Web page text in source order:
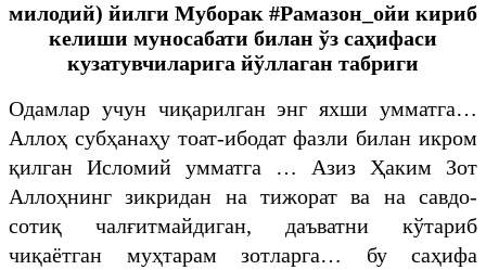
милодий) йилги Муборак #Рамазон_ойи кириб
келиши муносабати билан ўз саҳифаси
кузатувчиларига йўллаган табриги
Одамлар учун чиқарилган энг яхши умматга…
Аллоҳ субҳанаҳу тоат-ибодат фазли билан икром
қилган Исломий умматга … Азиз Ҳаким Зот
Аллоҳнинг зикридан на тижорат ва на савдо-
сотиқ чалғитмайдиган, даъватни кўтариб
чиқаётган муҳтарам зотларга… бу саҳифа